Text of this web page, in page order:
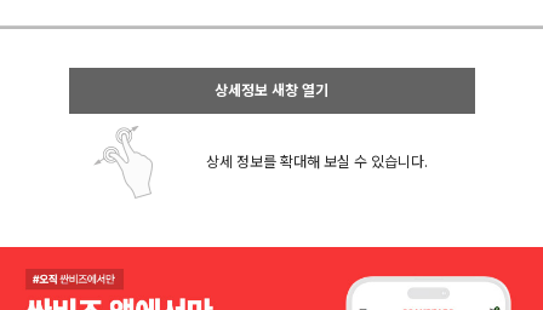
구
샵
페
구
상세정보 새창 열기
상세 정보를 확대해 보실 수 있습니다.